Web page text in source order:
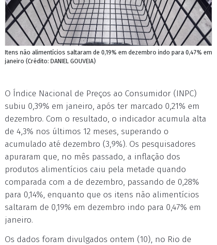
Itens não alimentícios saltaram de 0,19% em dezembro indo para 0,47% em
janeiro (Crédito: DANIEL GOUVEIA)
O Índice Nacional de Preços ao Consumidor (INPC)
subiu 0,39% em janeiro, após ter marcado 0,21% em
dezembro. Com o resultado, o indicador acumula alta
de 4,3% nos últimos 12 meses, superando o
acumulado até dezembro (3,9%). Os pesquisadores
apuraram que, no mês passado, a inflação dos
produtos alimentícios caiu pela metade quando
comparada com a de dezembro, passando de 0,28%
para 0,14%, enquanto que os itens não alimentícios
saltaram de 0,19% em dezembro indo para 0,47% em
janeiro.
Os dados foram divulgados ontem (10), no Rio de